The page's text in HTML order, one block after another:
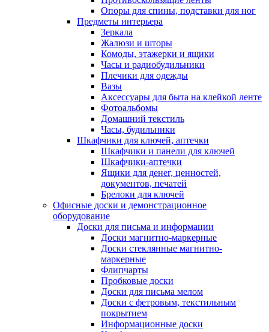
Опоры для спины, подставки для ног
Предметы интерьера
Зеркала
Жалюзи и шторы
Комоды, этажерки и ящики
Часы и радиобудильники
Плечики для одежды
Вазы
Аксессуары для быта на клейкой ленте
Фотоальбомы
Домашний текстиль
Часы, будильники
Шкафчики для ключей, аптечки
Шкафчики и панели для ключей
Шкафчики-аптечки
Ящики для денег, ценностей,
документов, печатей
Брелоки для ключей
Офисные доски и демонстрационное
оборудование
Доски для письма и информации
Доски магнитно-маркерные
Доски стеклянные магнитно-
маркерные
Флипчарты
Пробковые доски
Доски для письма мелом
Доски с фетровым, текстильным
покрытием
Информационные доски